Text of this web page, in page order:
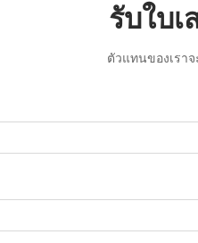
รับใบ
ตัวแทนของเรา